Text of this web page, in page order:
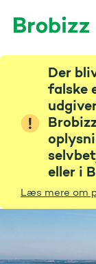
Der
falske
eller i
Læs mere om